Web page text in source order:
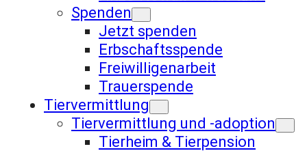
Spenden
Jetzt spenden
Erbschaftsspende
Freiwilligenarbeit
Trauerspende
Tiervermittlung
Tiervermittlung und -adoption
Tierheim & Tierpension